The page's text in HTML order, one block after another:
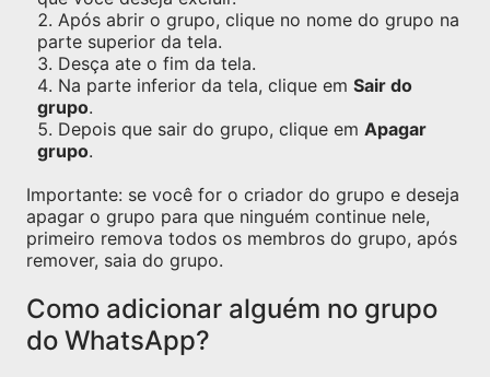
Após abrir o grupo, clique no nome do grupo na
parte superior da tela.
Desça ate o fim da tela.
Na parte inferior da tela, clique em Sair do
grupo.
Depois que sair do grupo, clique em Apagar
grupo.
Importante: se você for o criador do grupo e deseja
apagar o grupo para que ninguém continue nele,
primeiro remova todos os membros do grupo, após
remover, saia do grupo.
Como adicionar alguém no grupo
do WhatsApp?